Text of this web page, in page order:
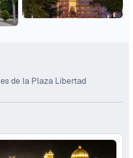
de la Plaza Libertad